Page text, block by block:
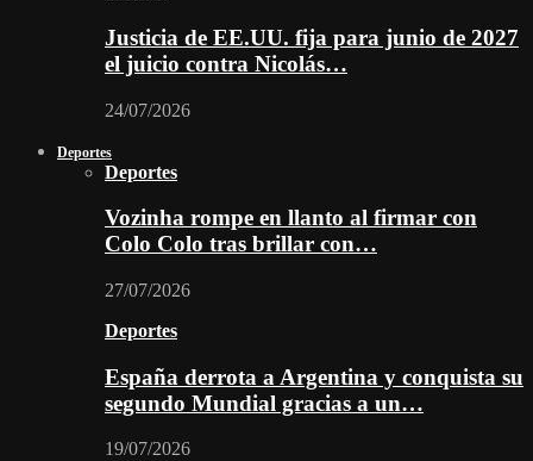
Justicia de EE.UU. fija para junio de 2027
el juicio contra Nicolás…
24/07/2026
Deportes
Deportes
Vozinha rompe en llanto al firmar con
Colo Colo tras brillar con…
27/07/2026
Deportes
España derrota a Argentina y conquista su
segundo Mundial gracias a un…
19/07/2026